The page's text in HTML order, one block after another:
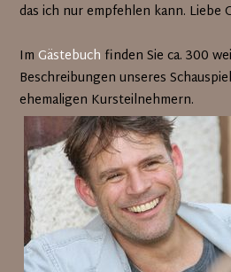
das ich nur empfehlen kann. Liebe
ImGästebuch finden Sie ca. 300
Beschreibungen unseres
ehemaligen Kursteilnehmern.